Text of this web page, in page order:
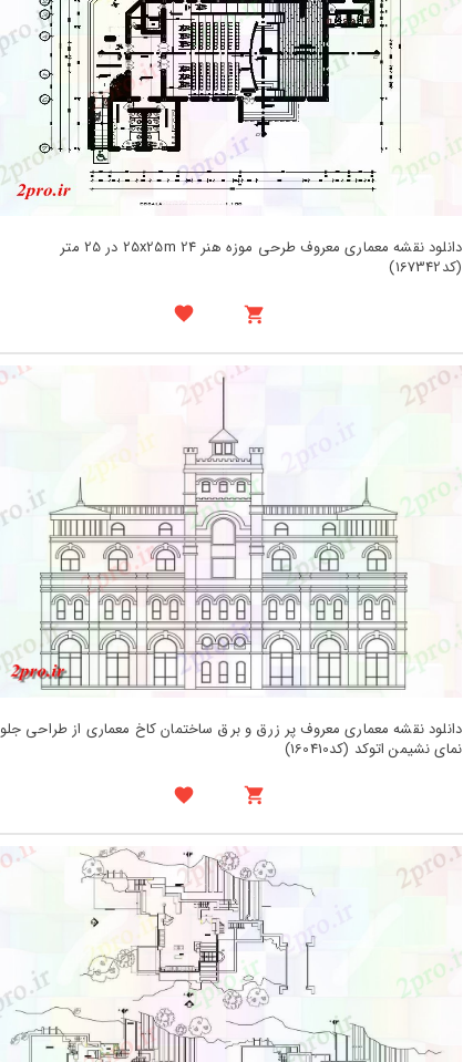
دانلود نقشه معماری معروف طرحی موزه هنر 25x25m 24 در 25 متر
(کد167342)
دانلود نقشه معماری معروف پر زرق و برق ساختمان کاخ معماری از طراحی جلو
نمای نشیمن اتوکد (کد160410)